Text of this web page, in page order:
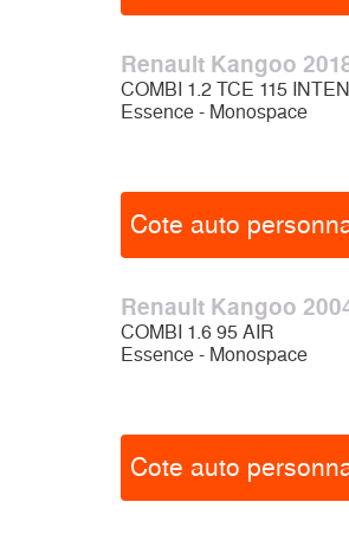
Renault Kangoo
COMBI 1.2 TCE 115
Essence - Monospace
Cote auto
Renault Kangoo
COMBI 1.6 95 AIR
Essence - Monospace
Cote auto